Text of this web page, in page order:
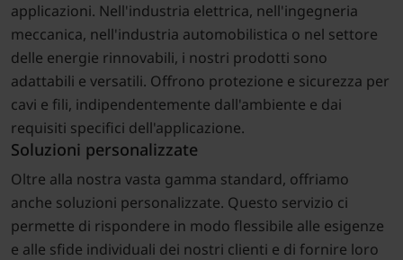
applicazioni. Nell'industria elettrica, nell'ingegneria
meccanica, nell'industria automobilistica o nel settore
delle energie rinnovabili, i nostri prodotti sono
adattabili e versatili. Offrono protezione e sicurezza per
cavi e fili, indipendentemente dall'ambiente e dai
requisiti specifici dell'applicazione.
Soluzioni personalizzate
Oltre alla nostra vasta gamma standard, offriamo
anche soluzioni personalizzate. Questo servizio ci
permette di rispondere in modo flessibile alle esigenze
e alle sfide individuali dei nostri clienti e di fornire loro